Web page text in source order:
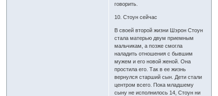
говорить.
10. Стоун сейчас
В своей второй жизни Шэрон Стоун
стала матерью двум приемным
мальчикам, а позже смогла
наладить отношения с бывшим
мужем и его новой женой. Она
простила его. Так в ее жизнь
вернулся старший сын. Дети стали
центром всего. Пока младшему
сыну не исполнилось 14, Стоун ни